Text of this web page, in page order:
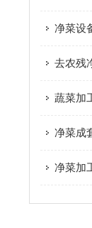
净菜设
去农残
蔬菜加
净菜成
净菜加